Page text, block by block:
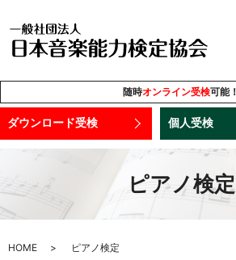
随時オンライン受検可能！
ダウンロード受検 個人受検
ピアノ検定
HOME ピアノ検定